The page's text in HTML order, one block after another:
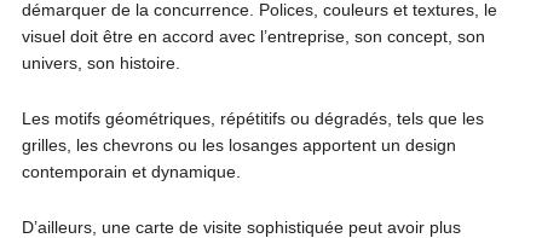
démarquer de la concurrence. Polices, couleurs et textures, le
visuel doit être en accord avec l’entreprise, son concept, son
univers, son histoire.
Les motifs géométriques, répétitifs ou dégradés, tels que les
grilles, les chevrons ou les losanges apportent un design
contemporain et dynamique.
D’ailleurs, une carte de visite sophistiquée peut avoir plus